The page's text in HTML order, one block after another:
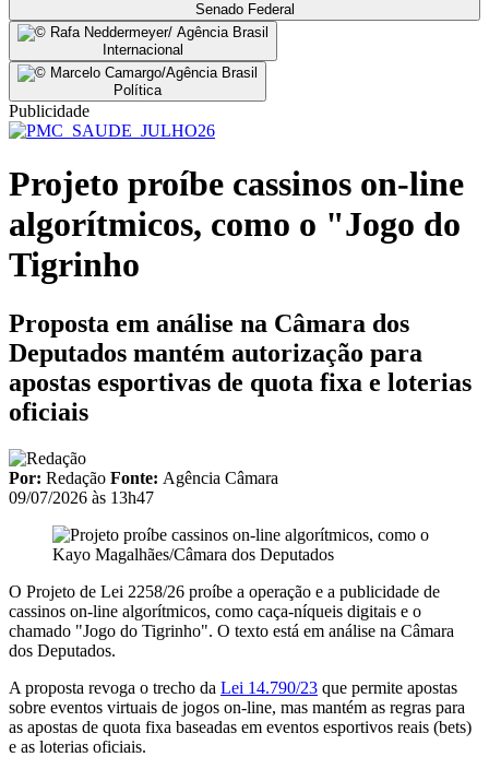
Senado Federal
Internacional
Política
Publicidade
Projeto proíbe cassinos on-line
algorítmicos, como o "Jogo do
Tigrinho
Proposta em análise na Câmara dos
Deputados mantém autorização para
apostas esportivas de quota fixa e loterias
oficiais
Por: Redação Fonte: Agência Câmara
09/07/2026 às 13h47
Kayo Magalhães/Câmara dos Deputados
O Projeto de Lei 2258/26 proíbe a operação e a publicidade de
cassinos on-line algorítmicos, como caça-níqueis digitais e o
chamado "Jogo do Tigrinho". O texto está em análise na Câmara
dos Deputados.
A proposta revoga o trecho da Lei 14.790/23 que permite apostas
sobre eventos virtuais de jogos on-line, mas mantém as regras para
as apostas de quota fixa baseadas em eventos esportivos reais (bets)
e as loterias oficiais.